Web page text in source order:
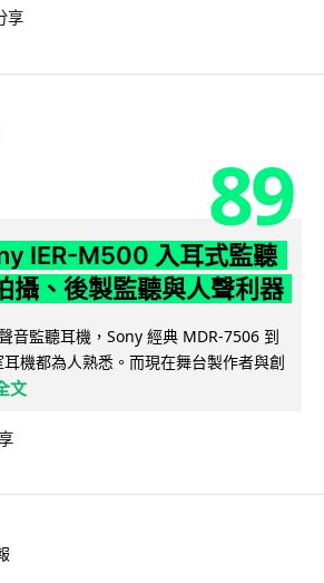
享
89
IER-M500 入耳式監聽
攝、後製監聽與人聲利器
音監聽耳機，Sony 經典 MDR-7506 到
機都為人熟悉。而現在舞台製作者與創
文